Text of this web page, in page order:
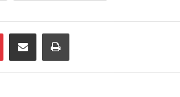
PinterestShare via Email Print